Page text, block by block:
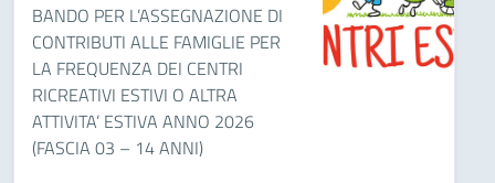
BANDO PER L’ASSEGNAZIONE DI
CONTRIBUTI ALLE FAMIGLIE PER
LA FREQUENZA DEI CENTRI
RICREATIVI ESTIVI O ALTRA
ATTIVITA’ ESTIVA ANNO 2026
(FASCIA 03 – 14 ANNI)